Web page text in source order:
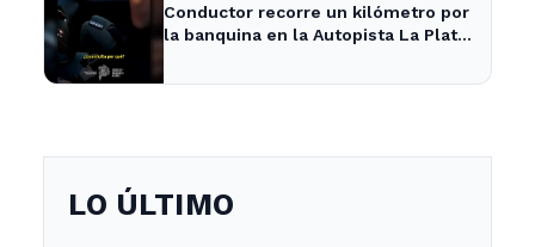
Conductor recorre un kilómetro por
la banquina en la Autopista La Plata-
LO ÚLTIMO